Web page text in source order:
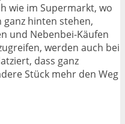
wie im Supermarkt, wo
hinten stehen,
und Nebenbei-Käufen
werden auch bei
dass ganz
Stück mehr den Weg